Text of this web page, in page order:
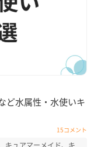
ど水属性・水使いキ
15コメント